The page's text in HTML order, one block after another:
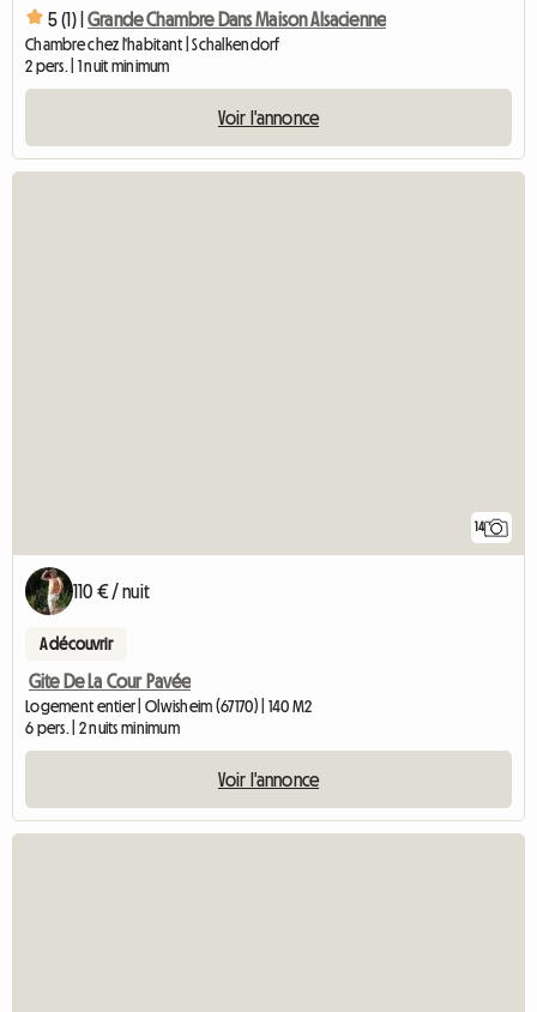
5 (1) | Grande Chambre Dans Maison Alsacienne
Chambre chez l'habitant | Schalkendorf
2 pers. | 1 nuit minimum
Voir l'annonce
14
110 € / nuit
A découvrir
Gite De La Cour Pavée
Logement entier | Olwisheim (67170) | 140 M2
6 pers. | 2 nuits minimum
Voir l'annonce